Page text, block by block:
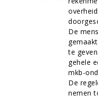
De
te
gehele
mkb-
De
nemen